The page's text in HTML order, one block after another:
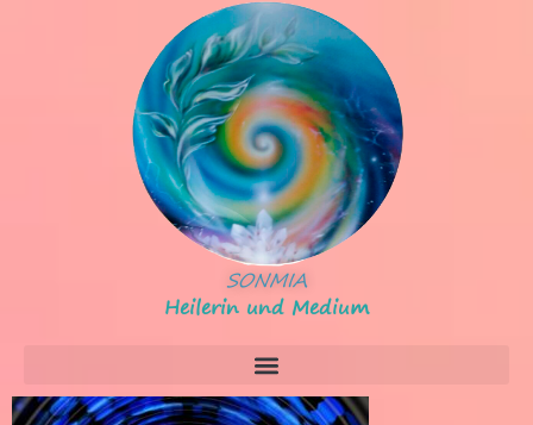
SONMIA
Heilerin und Medium